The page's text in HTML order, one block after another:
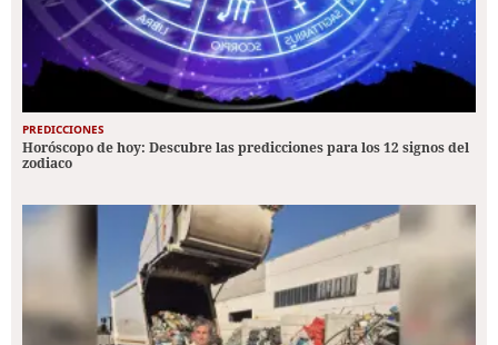
PREDICCIONES
Horóscopo de hoy: Descubre las predicciones para los 12 signos del
zodiaco